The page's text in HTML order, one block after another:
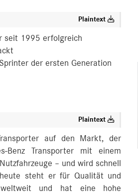
Plaintext
seit 1995 erfolgreich
der ersten Generation
Plaintext
auf den Markt, der
Benz Transporter mit einem
– und wird schnell
steht er für Qualität und
weltweit und hat eine hohe